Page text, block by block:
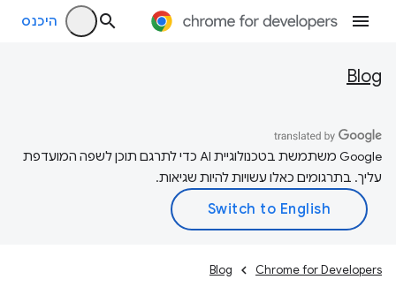
היכנס
Blog
‫Google משתמשת בטכנולוגיית AI כדי לתרגם תוכן לשפה המועדפת
עליך. בתרגומים כאלו עשויות להיות שגיאות.
Chrome for Developers
Blog